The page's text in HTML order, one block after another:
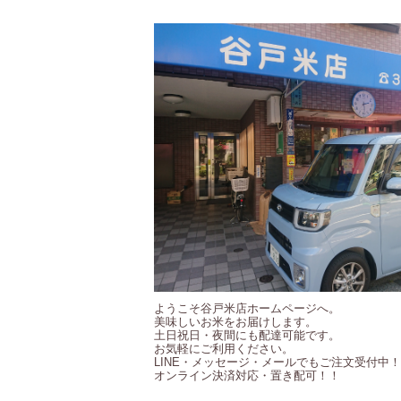
ようこそ谷戸米店ホームページへ。
美味しいお米をお届けします。
土日祝日・夜間にも配達可能です。
お気軽にご利用ください。
LINE・メッセージ・メールでもご注文受付中
オンライン決済対応・置き配可！！